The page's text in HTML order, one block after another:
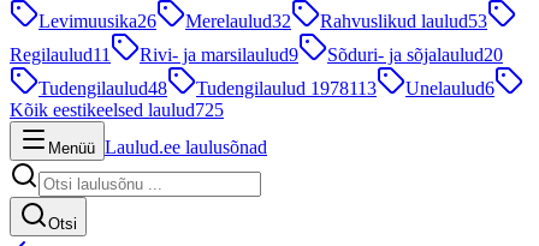
Levimuusika26 Merelaulud32 Rahvuslikud laulud53
Regilaulud11 Rivi- ja marsilaulud9 Sõduri- ja sõjalaulud20
Tudengilaulud48 Tudengilaulud 1978113 Unelaulud6
Kõik eestikeelsed laulud725
Menüü Laulud.ee laulusõnad
Otsi